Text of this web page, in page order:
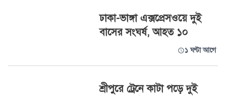
ঢাকা-ভাঙ্গা এক্সপ্রেসওয়ে দুই
বাসের সংঘর্ষ, আহত ১০
১ ঘণ্টা আগে
শ্রীপুরে ট্রেনে কাটা পড়ে দুই